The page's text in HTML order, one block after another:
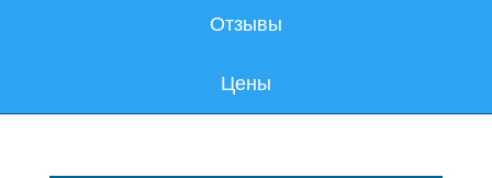
Отзывы
Цены